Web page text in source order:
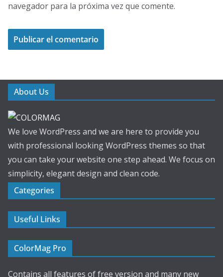
navegador para la próxima vez que comente.
About Us
We love WordPress and we are here to provide you
with professional looking WordPress themes so that
you can take your website one step ahead. We focus on
simplicity, elegant design and clean code.
Categories
Useful Links
ColorMag Pro
Contains all features of free version and many new